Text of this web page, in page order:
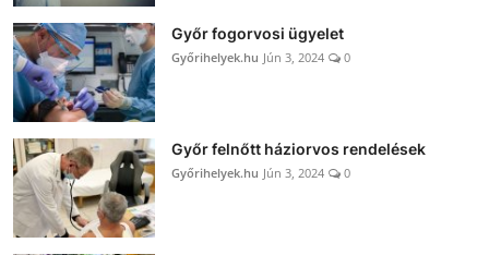
Győr fogorvosi ügyelet
Győrihelyek.hu Jún 3, 2024 0
Győr felnőtt háziorvos rendelések
Győrihelyek.hu Jún 3, 2024 0